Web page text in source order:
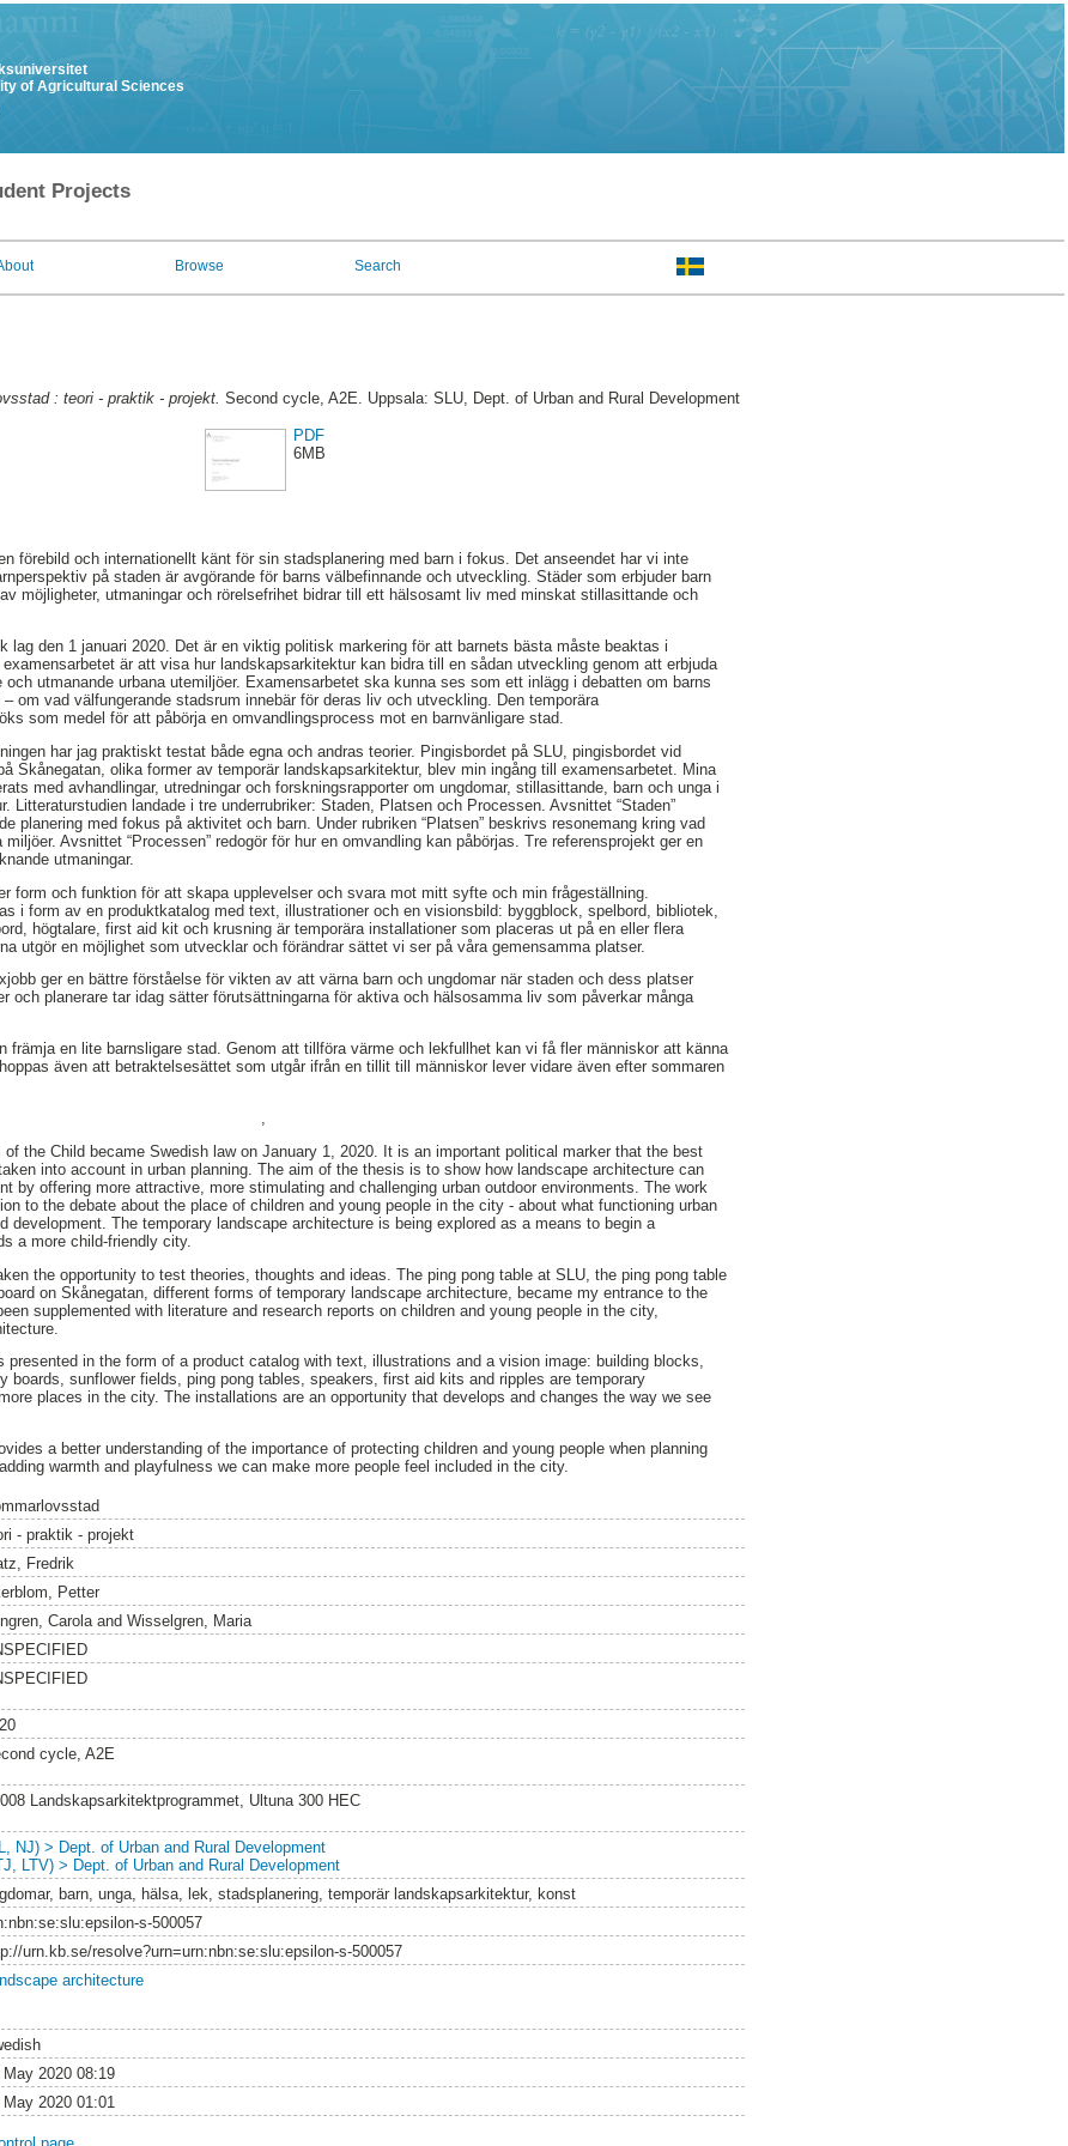
of Agricultural Sciences
Projects
Browse Search
: teori - praktik - projekt. Second cycle, A2E. Uppsala: SLU, Dept. of Urban and Rural Development
PDF
6MB
förebild och internationellt känt för sin stadsplanering med barn i fokus. Det anseendet har vi inte
på staden är avgörande för barns välbefinnande och utveckling. Städer som erbjuder barn
möjligheter, utmaningar och rörelsefrihet bidrar till ett hälsosamt liv med minskat stillasittande och
lag den 1 januari 2020. Det är en viktig politisk markering för att barnets bästa måste beaktas i
är att visa hur landskapsarkitektur kan bidra till en sådan utveckling genom att erbjuda
utmanande urbana utemiljöer. Examensarbetet ska kunna ses som ett inlägg i debatten om barns
om vad välfungerande stadsrum innebär för deras liv och utveckling. Den temporära
som medel för att påbörja en omvandlingsprocess mot en barnvänligare stad.
har jag praktiskt testat både egna och andras teorier. Pingisbordet på SLU, pingisbordet vid
Skånegatan, olika former av temporär landskapsarkitektur, blev min ingång till examensarbetet. Mina
med avhandlingar, utredningar och forskningsrapporter om ungdomar, stillasittande, barn och unga i
Litteraturstudien landade i tre underrubriker: Staden, Platsen och Processen. Avsnittet “Staden”
planering med fokus på aktivitet och barn. Under rubriken “Platsen” beskrivs resonemang kring vad
Avsnittet “Processen” redogör för hur en omvandling kan påbörjas. Tre referensprojekt ger en
utmaningar.
form och funktion för att skapa upplevelser och svara mot mitt syfte och min frågeställning.
i form av en produktkatalog med text, illustrationer och en visionsbild: byggblock, spelbord, bibliotek,
högtalare, first aid kit och krusning är temporära installationer som placeras ut på en eller flera
utgör en möjlighet som utvecklar och förändrar sättet vi ser på våra gemensamma platser.
ger en bättre förståelse för vikten av att värna barn och ungdomar när staden och dess platser
och planerare tar idag sätter förutsättningarna för aktiva och hälsosamma liv som påverkar många
främja en lite barnsligare stad. Genom att tillföra värme och lekfullhet kan vi få fler människor att känna
även att betraktelsesättet som utgår ifrån en tillit till människor lever vidare även efter sommaren
the Child became Swedish law on January 1, 2020. It is an important political marker that the best
into account in urban planning. The aim of the thesis is to show how landscape architecture can
by offering more attractive, more stimulating and challenging urban outdoor environments. The work
to the debate about the place of children and young people in the city - about what functioning urban
development. The temporary landscape architecture is being explored as a means to begin a
a more child-friendly city.
the opportunity to test theories, thoughts and ideas. The ping pong table at SLU, the ping pong table
on Skånegatan, different forms of temporary landscape architecture, became my entrance to the
supplemented with literature and research reports on children and young people in the city,
presented in the form of a product catalog with text, illustrations and a vision image: building blocks,
boards, sunflower fields, ping pong tables, speakers, first aid kits and ripples are temporary
places in the city. The installations are an opportunity that develops and changes the way we see
a better understanding of the importance of protecting children and young people when planning
warmth and playfulness we can make more people feel included in the city.
- praktik - projekt
Fredrik
Petter
Carolaand Wisselgren, Maria
cycle, A2E
Landskapsarkitektprogrammet, Ultuna 300 HEC
NJ) > Dept. of Urban and Rural Development
LTV) > Dept. of Urban and Rural Development
barn, unga, hälsa, lek, stadsplanering, temporär landskapsarkitektur, konst
s-500057
urn.kb.se/resolve?urn=urn:nbn:se:slu:epsilon-s-500057
architecture
May 2020 08:19
May 2020 01:01